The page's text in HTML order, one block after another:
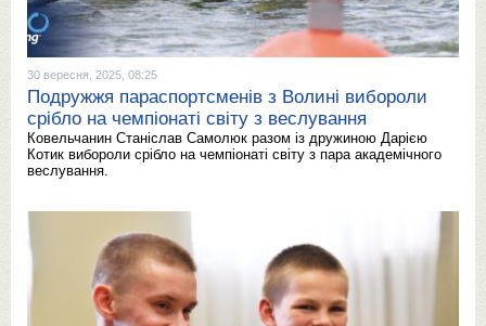
30 вересня, 2025, 08:25
Подружжя параспортсменів з Волині вибороли
срібло на чемпіонаті світу з веслування
Ковельчанин Станіслав Самолюк разом із дружиною Дарією
Котик вибороли срібло на чемпіонаті світу з пара академічного
веслування.